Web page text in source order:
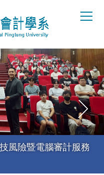
風險暨電腦審計服務